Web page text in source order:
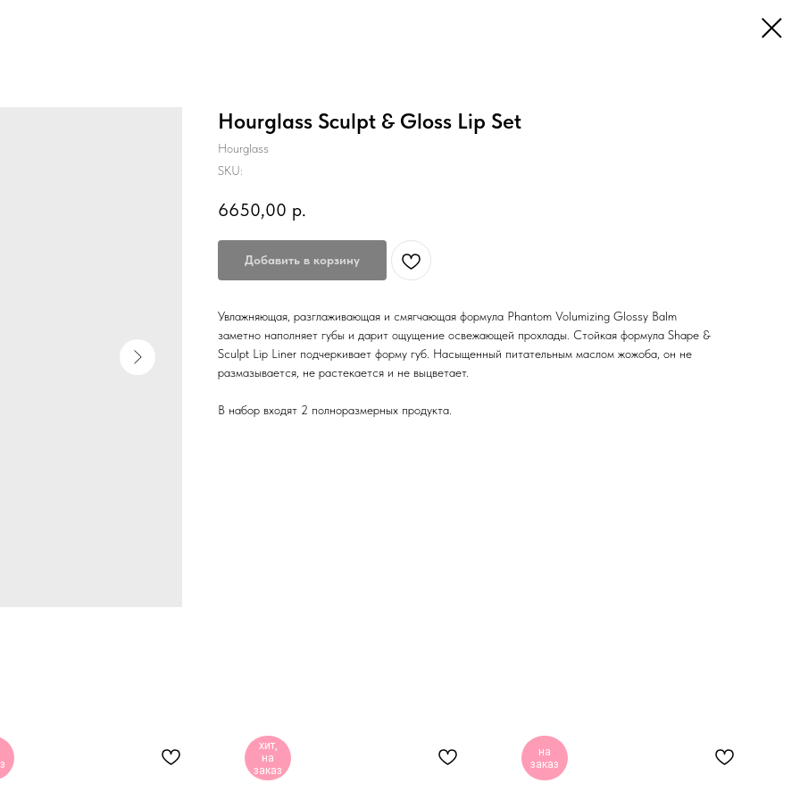
Hourglass Sculpt & Gloss Lip Set
Hourglass
SKU:
6650,00 р.
Добавить в корзину
Увлажняющая, разглаживающая и смягчающая формула Phantom Volumizing Glossy Balm
заметно наполняет губы и дарит ощущение освежающей прохлады. Стойкая формула Shape &
Sculpt Lip Liner подчеркивает форму губ. Насыщенный питательным маслом жожоба, он не
размазывается, не растекается и не выцветает.
В набор входят 2 полноразмерных продукта.
хит,
на
заказ
на
заказ